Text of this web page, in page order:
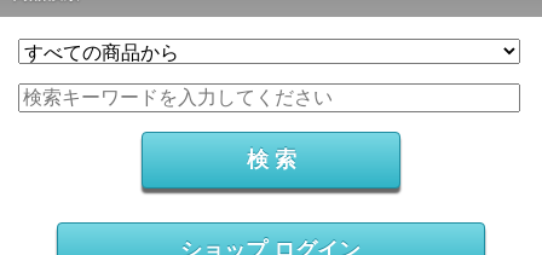
ショップ ログイン